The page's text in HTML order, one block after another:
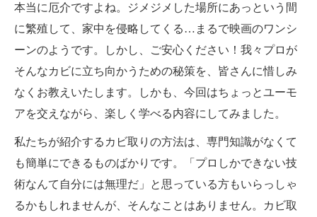
本当に厄介ですよね。ジメジメした場所にあっという間
に繁殖して、家中を侵略してくる…まるで映画のワンシ
ーンのようです。しかし、ご安心ください！我々プロが
そんなカビに立ち向かうための秘策を、皆さんに惜しみ
なくお教えいたします。しかも、今回はちょっとユーモ
アを交えながら、楽しく学べる内容にしてみました。
私たちが紹介するカビ取りの方法は、専門知識がなくて
も簡単にできるものばかりです。「プロしかできない技
術なんて自分には無理だ」と思っている方もいらっしゃ
るかもしれませんが、そんなことはありません。カビ取